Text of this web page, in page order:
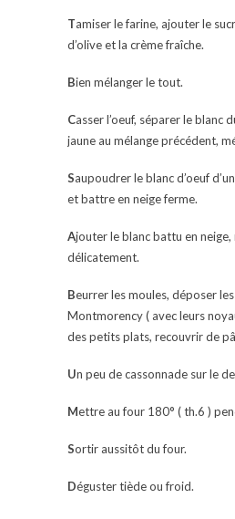
Tamiser le farine, ajouter le
d’olive et la crème fraîche.
Bien mélanger le tout.
Casser l’oeuf, séparer le blanc
jaune au mélange précédent,
Saupoudrer le blanc d’oeuf
et battre en neige ferme.
Ajouter le blanc battu en neige,
délicatement.
Beurrer les moules, déposer
Montmorency ( avec leurs
des petits plats, recouvrir de
Un peu de cassonnade sur le
Mettre au four 180° ( th.6 )
Sortir aussitôt du four.
Déguster tiède ou froid.